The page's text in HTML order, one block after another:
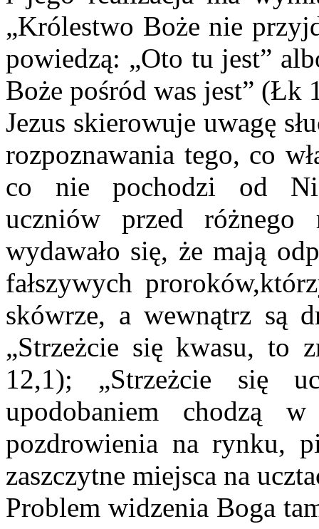
„Królestwo Boże nie
powiedzą: „Oto tu jest”
Boże pośród was jest” (Łk
Jezus skierowuje uwagę
rozpoznawania tego, co
co nie pochodzi od
uczniów przed różnego
wydawało się, że mają
fałszywych
skówrze, a wewnątrz są
„Strzeżcie się kwasu, to
12,1); „Strzeżcie się
upodobaniem chodzą
pozdrowienia na rynku,
zaszczytne miejsca na
Problem widzenia Boga